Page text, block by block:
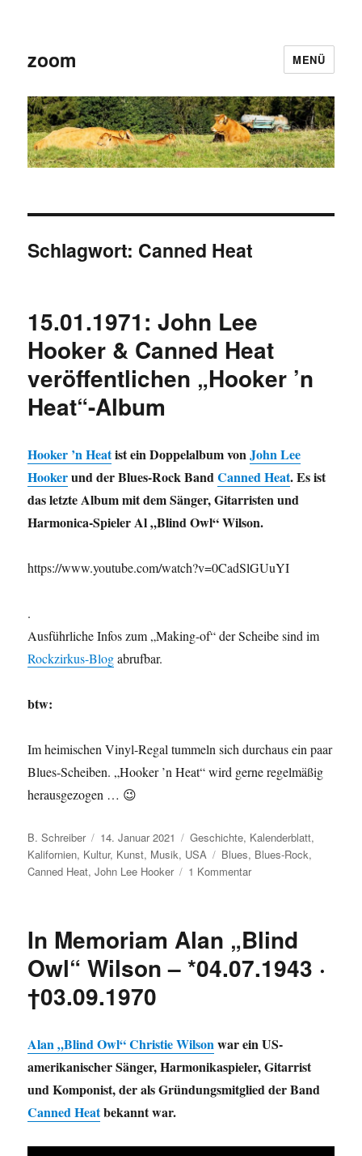
zoom MENÜ
Schlagwort: Canned Heat
15.01.1971: John Lee
Hooker & Canned Heat
veröffentlichen „Hooker ’n
Heat“-Album
Hooker ’n Heatist ein Doppelalbum vonJohn Lee
Hookerund der Blues-Rock BandCanned Heat. Es ist
das letzte Album mit dem Sänger, Gitarristen und
Harmonica-Spieler Al „Blind Owl“ Wilson.
https://www.youtube.com/watch?v=0CadSlGUuYI
.
Ausführliche Infos zum „Making-of“ der Scheibe sind im
Rockzirkus-Blogabrufbar.
btw:
Im heimischen Vinyl-Regal tummeln sich durchaus ein paar
Blues-Scheiben. „Hooker ’n Heat“ wird gerne regelmäßig
herausgezogen … 😉
Autor
B. Schreiber
Veröffentlicht
am
14. Januar 2021 Kategorien
Geschichte, Kalenderblatt,
Kalifornien, Kultur, Kunst, Musik, USA Schlagwörter
Blues, Blues-Rock,
Canned Heat,John Lee Hooker 1 Kommentarzu
Hooker
Canned
’n
Album
In Memoriam Alan „Blind
Owl“ Wilson – *04.07.1943 ·
†03.09.1970
Alan „Blind Owl“ Christie Wilsonwar ein US-
amerikanischer Sänger, Harmonikaspieler, Gitarrist
und Komponist, der als Gründungsmitglied der Band
Canned Heatbekannt war.